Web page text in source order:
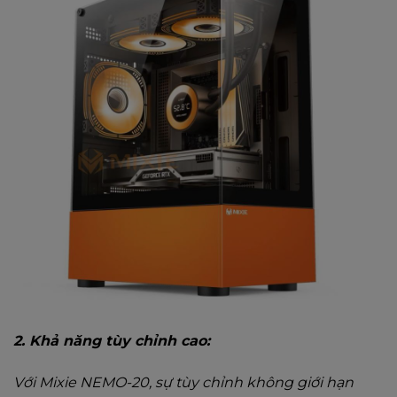
2. Khả năng tùy chỉnh cao:
Với Mixie NEMO-20, sự tùy chỉnh không giới hạn